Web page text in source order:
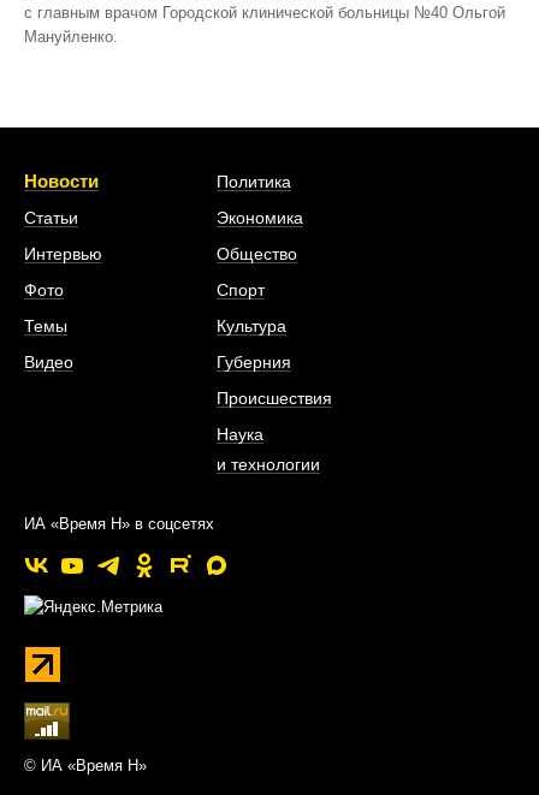
с главным врачом Городской клинической больницы №40 Ольгой
Мануйленко.
Новости
Статьи
Интервью
Фото
Темы
Видео
Политика
Экономика
Общество
Спорт
Культура
Губерния
Происшествия
Наука
и технологии
ИА «Время Н» в соцсетях
© ИА «Время Н»